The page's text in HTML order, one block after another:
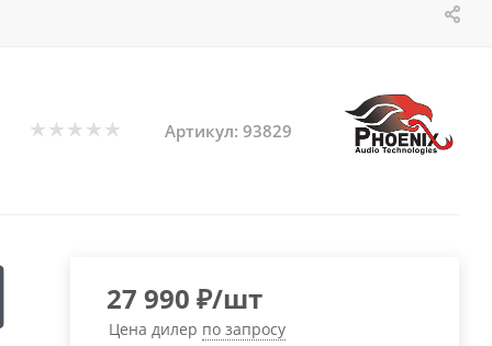
Артикул: 93829
27 990 ₽/шт
Цена дилер по запросу